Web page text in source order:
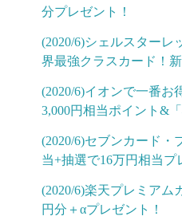
分プレゼント！
(2020/6)シェルスター
界最強クラスカード！
(2020/6)イオンで一番
3,000円相当ポイント&
(2020/6)セブンカード
当+抽選で16万円相当プ
(2020/6)楽天プレミア
円分＋αプレゼント！